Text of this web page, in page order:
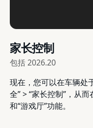
家长控制
包括2026.20
现在，您可以在车辆处
全” > “家长控制”，从
和“游戏厅”功能。